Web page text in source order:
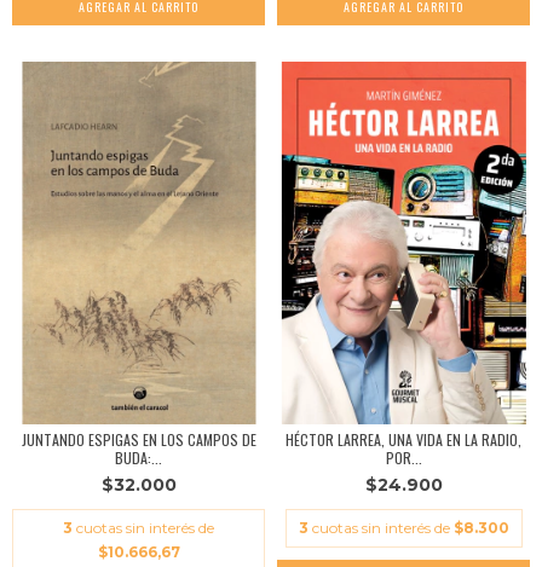
JUNTANDO ESPIGAS EN LOS CAMPOS DE
BUDA:...
$32.000
3 cuotas sin interés de
$10.666,67
HÉCTOR LARREA, UNA VIDA EN LA RADIO,
POR...
$24.900
3 cuotas sin interés de $8.300